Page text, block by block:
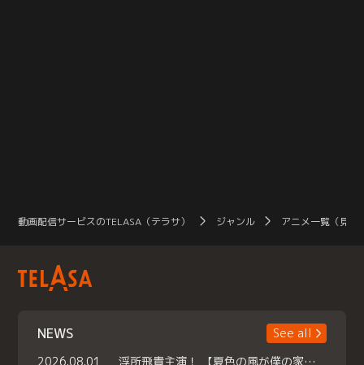
動画配信サービスのTELASA（テラサ） ジャンル アニメ一覧（見放
NEWS
See all
2026.08.01
浮所飛貴主演！ 【夏色の風が僕の家にやってきた】 本日よりテラサで独占配信スタート！